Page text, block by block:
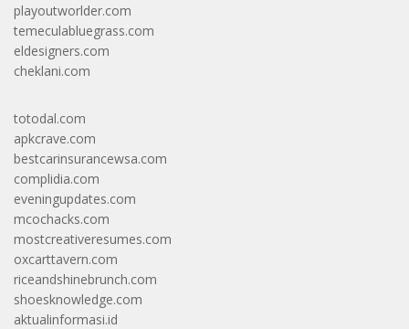
playoutworlder.com
temeculabluegrass.com
eldesigners.com
cheklani.com
totodal.com
apkcrave.com
bestcarinsurancewsa.com
complidia.com
eveningupdates.com
mcochacks.com
mostcreativeresumes.com
oxcarttavern.com
riceandshinebrunch.com
shoesknowledge.com
aktualinformasi.id